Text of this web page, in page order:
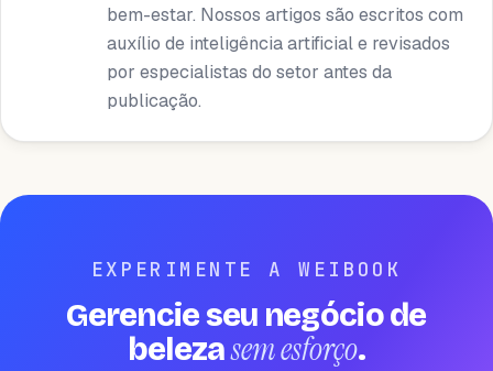
bem-estar. Nossos artigos são escritos com
auxílio de inteligência artificial e revisados ​​
por especialistas do setor antes da
publicação.
EXPERIMENTE A WEIBOOK
Gerencie seu negócio de
belezasem esforço.